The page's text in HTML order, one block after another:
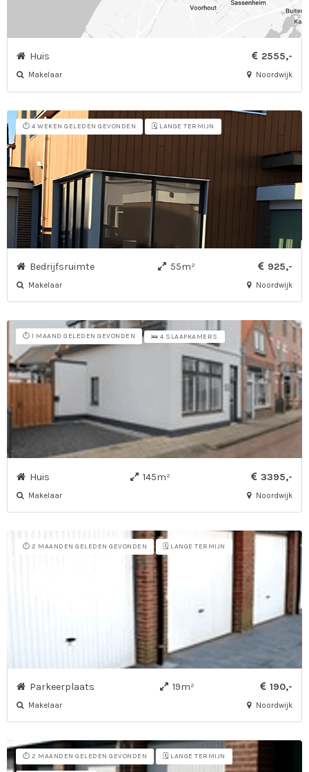
Huis 2555,-
Makelaar Noordwijk
⏱️ 4 WEKEN GELEDEN GEVONDEN 🗓️ LANGE TERMIJN
Bedrijfsruimte 55m² 925,-
Makelaar Noordwijk
⏱️ 1 MAAND GELEDEN GEVONDEN 🛌 4 SLAAPKAMERS
Huis 145m² 3395,-
Makelaar Noordwijk
⏱️ 2 MAANDEN GELEDEN GEVONDEN 🗓️ LANGE TERMIJN
Parkeerplaats 19m² 190,-
Makelaar Noordwijk
⏱️ 2 MAANDEN GELEDEN GEVONDEN 🗓️ LANGE TERMIJN